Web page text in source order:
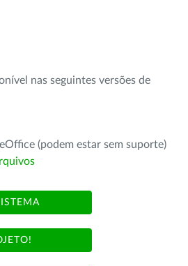
nas seguintes versões de
(podem estar sem suporte)